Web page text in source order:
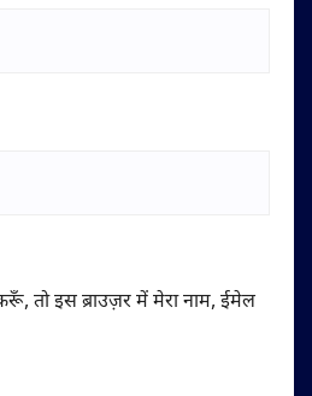
तो इस ब्राउज़र में मेरा नाम, ईमेल